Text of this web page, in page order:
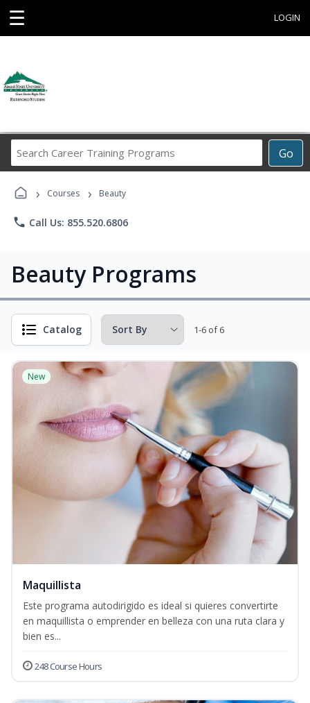
☰ LOGIN
Go
Career
› Courses › Beauty
phone Call Us: 855.520.6806
Beauty Programs
Catalog 1-6 of 6
New
Maquillista
Este programa autodirigido es ideal si quieres convertirte
en maquillista o emprender en belleza con una ruta clara y
bien es...
248 Course Hours